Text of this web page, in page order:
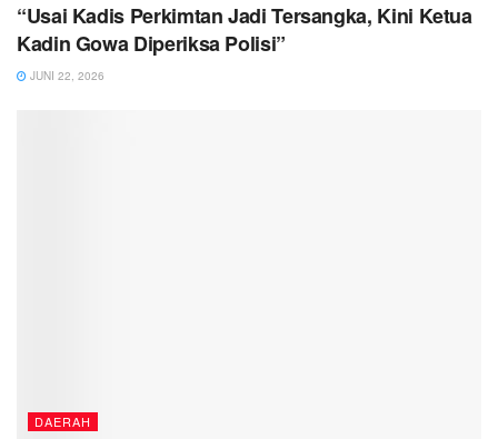
“Usai Kadis Perkimtan Jadi Tersangka, Kini Ketua
Kadin Gowa Diperiksa Polisi”
JUNI 22, 2026
DAERAH